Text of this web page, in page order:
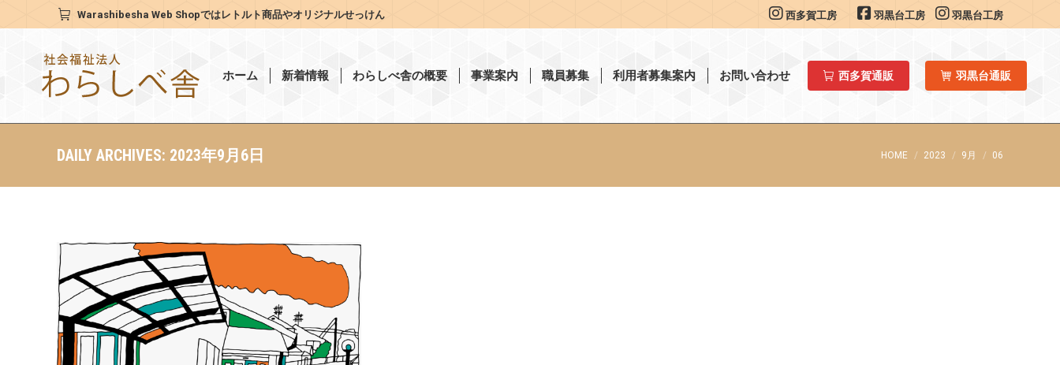
Warashibesha Web Shopではレトルト商品やオリジナルせっけん 西多賀工房 羽黒台工房 羽黒台工房
ホーム 新着情報 わらしべ舎の概要 事業案内 職員募集 利用者募集案内 お問い合わせ 西多賀通販 羽黒台通販
DAILY ARCHIVES: 2023年9月6日 You are here:
HOME 2023 9月 06